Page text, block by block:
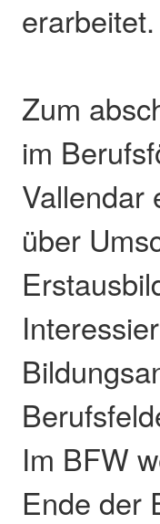
erarbeitet.
Zum
im
Vallendar
über
Im BFW
Ende der